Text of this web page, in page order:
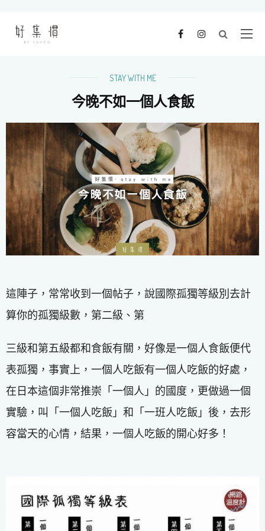
STAY WITH ME
今晚不如一個人食飯
這陣子，常常收到一個帖子，說國際孤獨等級別去計
算你的孤獨級數，第二級、第
三級和第五級都和食飯有關，好像是一個人食飯便代
表孤獨，事實上，一個人吃飯有一個人吃飯的好處，
在日本這個非常推崇「一個人」的國度，更做過一個
實驗，叫「一個人吃飯」和「一班人吃飯」後，去形
容當天的心情，結果，一個人吃飯的開心好多！